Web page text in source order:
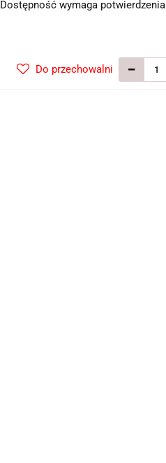
Dostępność wymaga potwierdzenia
Do przechowalni